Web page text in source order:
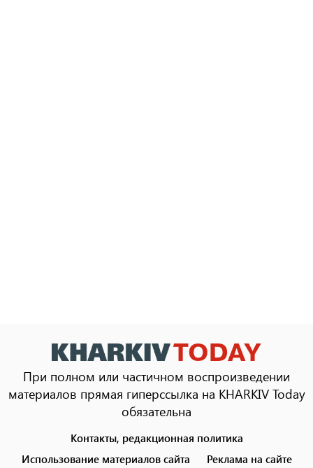
При полном или частичном воспроизведении
материалов прямая гиперссылка на KHARKIV Today
обязательна
menu
Контакты, редакционная политика
Использование материалов сайта
Реклама на сайте